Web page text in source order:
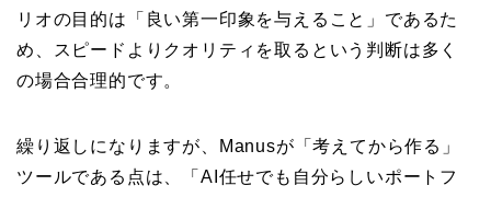
リオの目的は「良い第一印象を与えること」であるた
め、スピードよりクオリティを取るという判断は多く
の場合合理的です。
繰り返しになりますが、Manusが「考えてから作る」
ツールである点は、「AI任せでも自分らしいポートフ